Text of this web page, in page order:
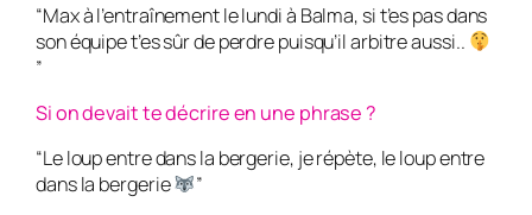
“Max à l’entraînement le lundi à Balma, si t’es pas dans
son équipe t’es sûr de perdre puisqu’il arbitre aussi..
”
Si on devait te décrire en une phrase ?
“Le loup entre dans la bergerie, je répète, le loup entre
dans la bergerie
”